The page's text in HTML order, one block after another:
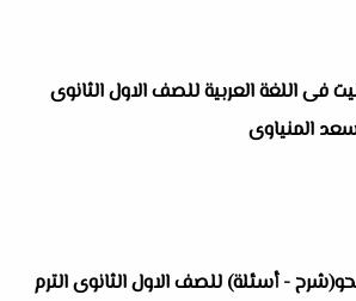
فى اللغة العربية للصف الاول الثانوى
سعد المنياوى
- أسئلة) للصف الاول الثانوى الترم